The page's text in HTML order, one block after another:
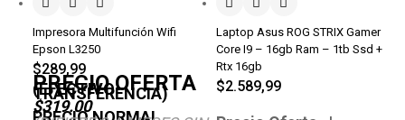
Impresora Multifunción Wifi
Epson L3250
$289,99
PRECIO OFERTA
(EFECTIVO-
TRANSFERENCIA)
$319.00
Laptop Asus ROG STRIX Gamer
Core I9 – 16gb Ram – 1tb Ssd +
Rtx 16gb
$2.589,99